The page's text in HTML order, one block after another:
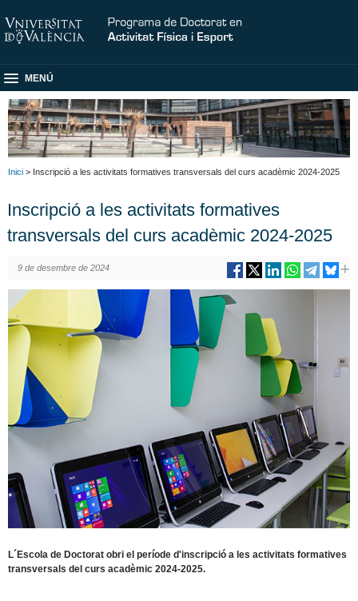
MENÚ
Inici > Inscripció a les activitats formatives transversals del curs acadèmic 2024-2025
Inscripció a les activitats formatives
transversals del curs acadèmic 2024-2025
9 de desembre de 2024
L´Escola de Doctorat obri el període d'inscripció a les activitats formatives
transversals del curs acadèmic 2024-2025.